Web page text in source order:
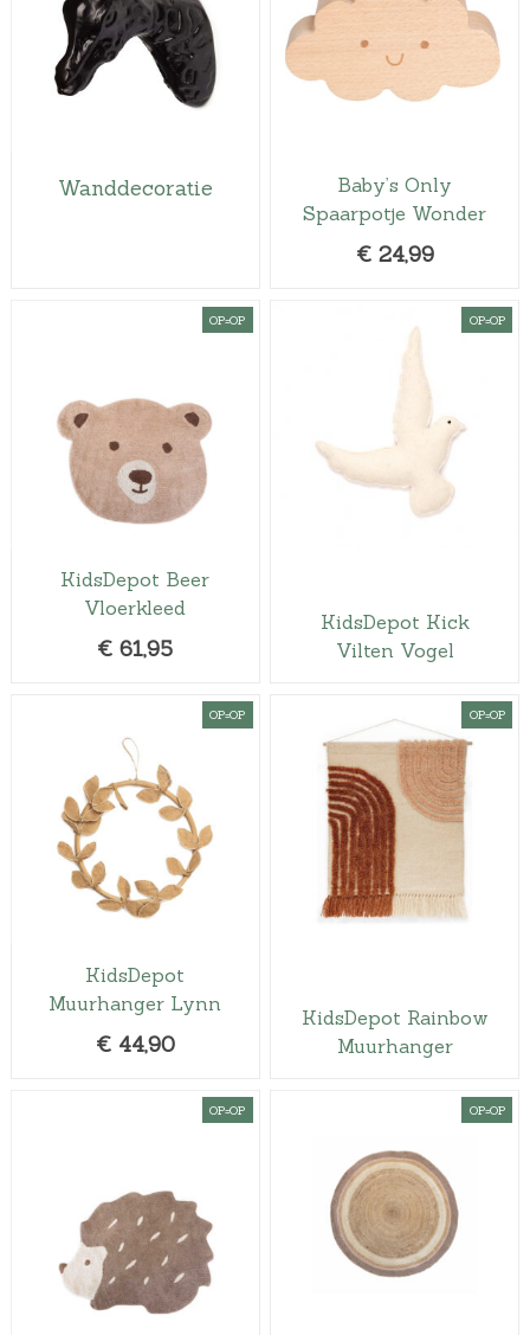
Wanddecoratie
Baby’s Only
Spaarpotje Wonder
€ 24,99
OP=OP
KidsDepot Beer
Vloerkleed
€ 61,95
OP=OP
KidsDepot Kick
Vilten Vogel
OP=OP
KidsDepot
Muurhanger Lynn
€ 44,90
OP=OP
KidsDepot Rainbow
Muurhanger
OP=OP OP=OP